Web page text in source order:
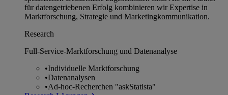
für datengetriebenen Erfolg kombinieren wir Expertise in
Marktforschung, Strategie und Marketingkommunikation.
Research
Full-Service-Marktforschung und Datenanalyse
•Individuelle Marktforschung
•Datenanalysen
•Ad-hoc-Recherchen "askStatista"